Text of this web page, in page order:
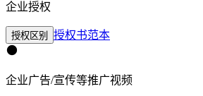
企业授权
授权区别 授权书范本
企业广告/宣传等推广视频